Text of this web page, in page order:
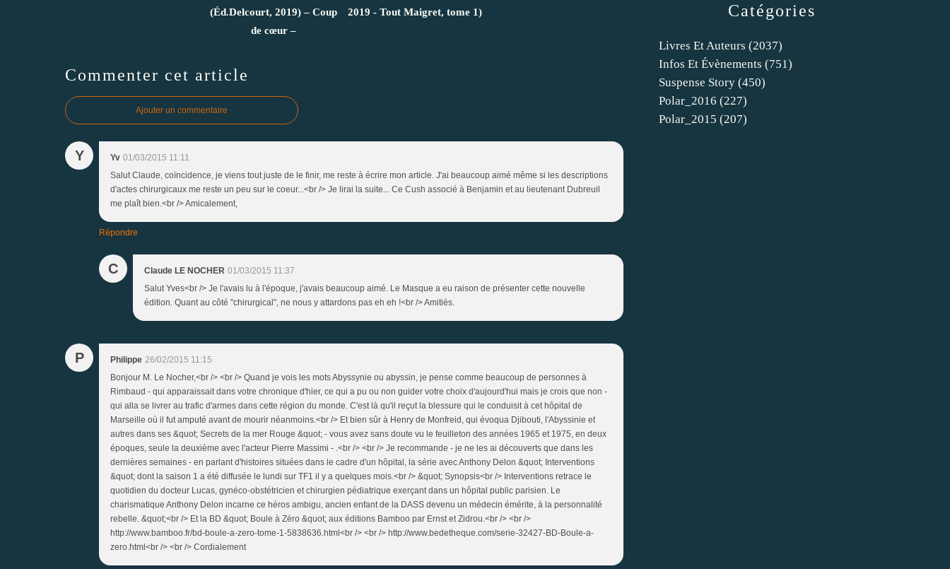
(Éd.Delcourt, 2019) – Coup
de cœur –
2019 - Tout Maigret, tome 1)
Commenter cet article
Ajouter un commentaire
Y Yv 01/03/2015 11:11
Salut Claude, coïncidence, je viens tout juste de le finir, me reste à écrire mon article. J'ai beaucoup aimé même si les descriptions
d'actes chirurgicaux me reste un peu sur le coeur...<br /> Je lirai la suite... Ce Cush associé à Benjamin et au lieutenant Dubreuil
me plaît bien.<br /> Amicalement,
Répondre
C Claude LE NOCHER 01/03/2015 11:37
Salut Yves<br /> Je l'avais lu à l'époque, j'avais beaucoup aimé. Le Masque a eu raison de présenter cette nouvelle
édition. Quant au côté "chirurgical", ne nous y attardons pas eh eh !<br /> Amitiés.
P Philippe 26/02/2015 11:15
Bonjour M. Le Nocher,<br /> <br /> Quand je vois les mots Abyssynie ou abyssin, je pense comme beaucoup de personnes à
Rimbaud - qui apparaissait dans votre chronique d'hier, ce qui a pu ou non guider votre choix d'aujourd'hui mais je crois que non -
qui alla se livrer au trafic d'armes dans cette région du monde. C'est là qu'il reçut la blessure qui le conduisit à cet hôpital de
Marseille où il fut amputé avant de mourir néanmoins.<br /> Et bien sûr à Henry de Monfreid, qui évoqua Djibouti, l'Abyssinie et
autres dans ses &quot; Secrets de la mer Rouge &quot; - vous avez sans doute vu le feuilleton des années 1965 et 1975, en deux
époques, seule la deuxième avec l'acteur Pierre Massimi - .<br /> <br /> Je recommande - je ne les ai découverts que dans les
dernières semaines - en parlant d'histoires situées dans le cadre d'un hôpital, la série avec Anthony Delon &quot; Interventions
&quot; dont la saison 1 a été diffusée le lundi sur TF1 il y a quelques mois.<br /> &quot; Synopsis<br /> Interventions retrace le
quotidien du docteur Lucas, gynéco-obstétricien et chirurgien pédiatrique exerçant dans un hôpital public parisien. Le
charismatique Anthony Delon incarne ce héros ambigu, ancien enfant de la DASS devenu un médecin émérite, à la personnalité
rebelle. &quot;<br /> Et la BD &quot; Boule à Zéro &quot; aux éditions Bamboo par Ernst et Zidrou.<br /> <br />
http://www.bamboo.fr/bd-boule-a-zero-tome-1-5838636.html<br /> <br /> http://www.bedetheque.com/serie-32427-BD-Boule-a-
zero.html<br /> <br /> Cordialement
Catégories
Livres Et Auteurs (2037)
Infos Et Évènements (751)
Suspense Story (450)
Polar_2016 (227)
Polar_2015 (207)